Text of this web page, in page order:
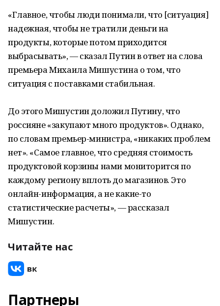
«Главное, чтобы люди понимали, что [ситуация]
надежная, чтобы не тратили деньги на
продукты, которые потом приходится
выбрасывать», — сказал Путин в ответ на слова
премьера Михаила Мишустина о том, что
ситуация с поставками стабильная.
До этого Мишустин доложил Путину, что
россияне «закупают много продуктов». Однако,
по словам премьер-министра, «никаких проблем
нет». «Самое главное, что средняя стоимость
продуктовой корзины нами мониторится по
каждому региону вплоть до магазинов. Это
онлайн-информация, а не какие-то
статистические расчеты», — рассказал
Мишустин.
Читайте нас
Партнеры